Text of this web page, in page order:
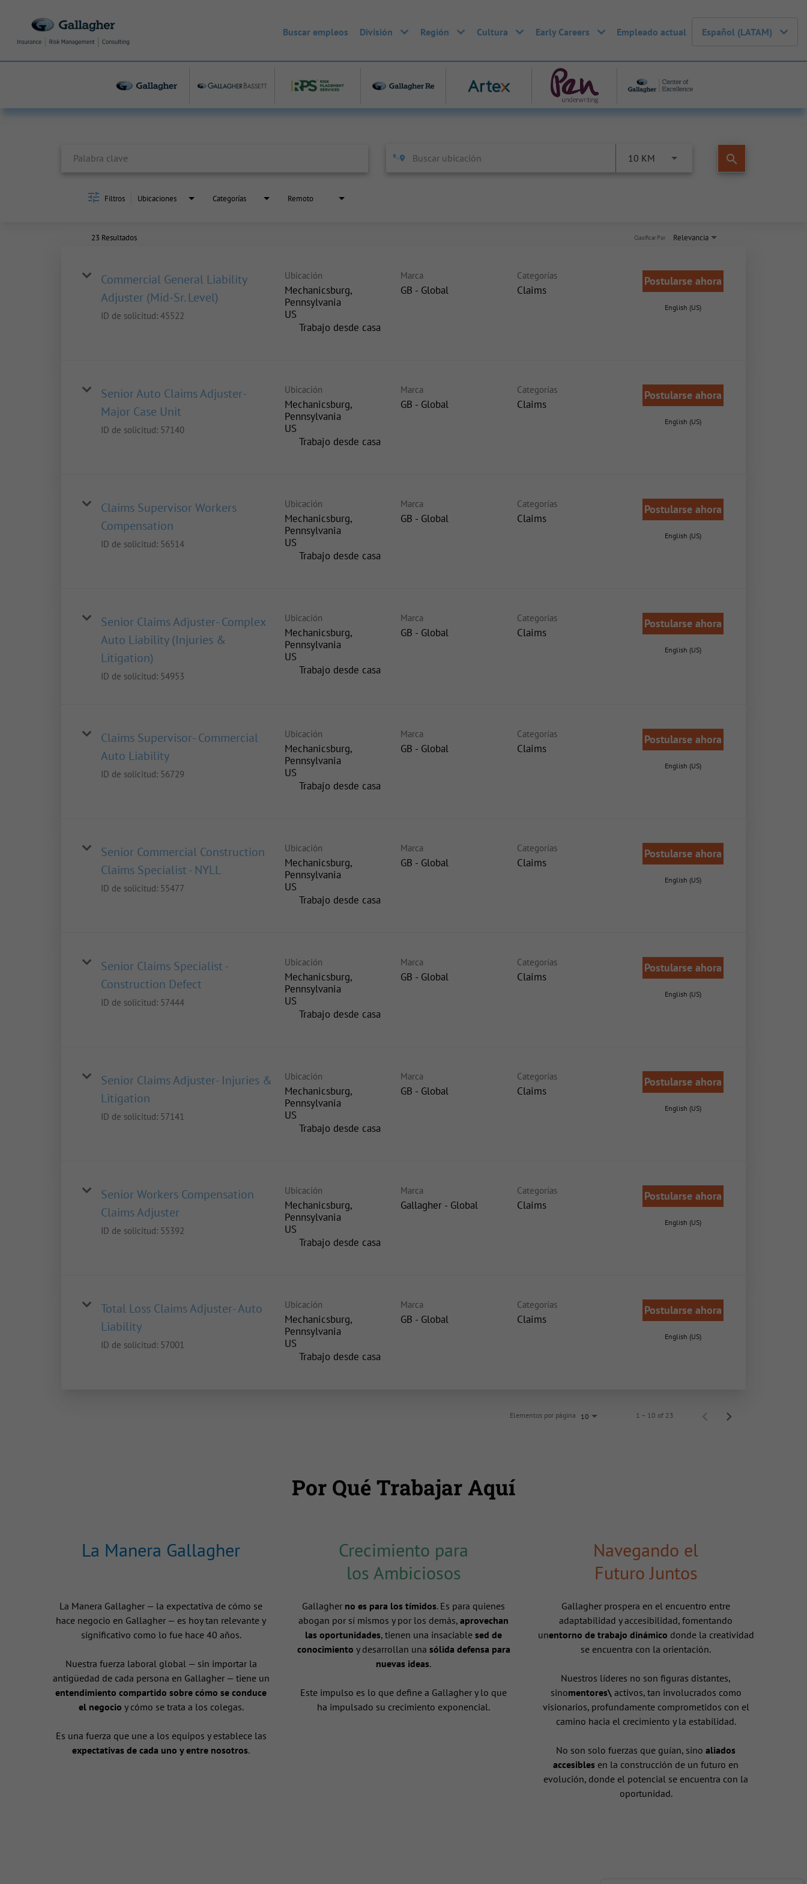
Buscar empleos División Región Cultura Early Careers Empleado actual Español (LATAM)
10 KM search
Filtros Ubicaciones Categorías Remoto
23 Resultados Relevancia
Clasificar Por
Commercial General Liability
Adjuster (Mid-Sr. Level)
ID de solicitud: 45522
Ubicación
Mechanicsburg,
Pennsylvania
inicio
Trabajo desde casa
Marca
GB - Global
Categorías
Claims
Postularse ahora
English (US)
Senior Auto Claims Adjuster-
Major Case Unit
ID de solicitud: 57140
Ubicación
Mechanicsburg,
Pennsylvania
inicio
Trabajo desde casa
Marca
GB - Global
Categorías
Claims
Postularse ahora
English (US)
Claims Supervisor Workers
Compensation
ID de solicitud: 56514
Ubicación
Mechanicsburg,
Pennsylvania
inicio
Trabajo desde casa
Marca
GB - Global
Categorías
Claims
Postularse ahora
English (US)
Senior Claims Adjuster- Complex
Auto Liability (Injuries &
Litigation)
ID de solicitud: 54953
Ubicación
Mechanicsburg,
Pennsylvania
inicio
Trabajo desde casa
Marca
GB - Global
Categorías
Claims
Postularse ahora
English (US)
Claims Supervisor- Commercial
Auto Liability
ID de solicitud: 56729
Ubicación
Mechanicsburg,
Pennsylvania
inicio
Trabajo desde casa
Marca
GB - Global
Categorías
Claims
Postularse ahora
English (US)
Senior Commercial Construction
Claims Specialist - NYLL
ID de solicitud: 55477
Ubicación
Mechanicsburg,
Pennsylvania
inicio
Trabajo desde casa
Marca
GB - Global
Categorías
Claims
Postularse ahora
English (US)
Senior Claims Specialist -
Construction Defect
ID de solicitud: 57444
Ubicación
Mechanicsburg,
Pennsylvania
inicio
Trabajo desde casa
Marca
GB - Global
Categorías
Claims
Postularse ahora
English (US)
Senior Claims Adjuster- Injuries &
Litigation
ID de solicitud: 57141
Ubicación
Mechanicsburg,
Pennsylvania
inicio
Trabajo desde casa
Marca
GB - Global
Categorías
Claims
Postularse ahora
English (US)
Senior Workers Compensation
Claims Adjuster
ID de solicitud: 55392
Ubicación
Mechanicsburg,
Pennsylvania
inicio
Trabajo desde casa
Marca
Gallagher - Global
Categorías
Claims
Postularse ahora
English (US)
Total Loss Claims Adjuster- Auto
Liability
ID de solicitud: 57001
Ubicación
Mechanicsburg,
Pennsylvania
inicio
Trabajo desde casa
Marca
GB - Global
Categorías
Claims
Postularse ahora
English (US)
Elementos por página 10 1 – 10 of 23
Por Qué Trabajar Aquí
La Manera Gallagher
La Manera Gallagher — la expectativa de cómo se
hace negocio en Gallagher — es hoy tan relevante y
significativo como lo fue hace 40 años.
Nuestra fuerza laboral global — sin importar la
antigüedad de cada persona en Gallagher — tiene un
entendimiento compartido sobre cómo se conduce
el negocio y cómo se trata a los colegas.
Es una fuerza que une a los equipos y establece las
expectativas de cada uno y entre nosotros.
Crecimiento para
los Ambiciosos
Gallagher no es para los tímidos. Es para quienes
abogan por sí mismos y por los demás, aprovechan
las oportunidades, tienen una insaciable sed de
conocimiento y desarrollan una sólida defensa para
nuevas ideas.
Este impulso es lo que define a Gallagher y lo que
ha impulsado su crecimiento exponencial.
Navegando el
Futuro Juntos
Gallagher prospera en el encuentro entre
adaptabilidad y accesibilidad, fomentando
unentorno de trabajo dinámico donde la creatividad
se encuentra con la orientación.
Nuestros líderes no son figuras distantes,
sinomentores\ activos, tan involucrados como
visionarios, profundamente comprometidos con el
camino hacia el crecimiento y la estabilidad.
No son solo fuerzas que guían, sinoaliados
accesibles en la construcción de un futuro en
evolución, donde el potencial se encuentra con la
oportunidad.